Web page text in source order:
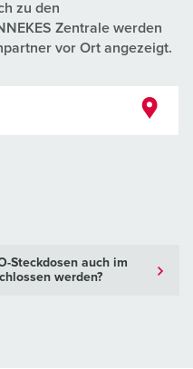
zu den
Zentrale werden
vor Ort angezeigt.
Steckdosen auch im
werden?